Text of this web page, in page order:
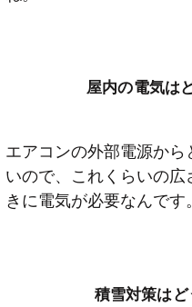
屋内の電気は
エアコンの外部電源か
いので、これくらいの
きに電気が必要なんです。
積雪対策は